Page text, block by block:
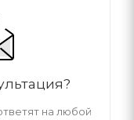
на любой